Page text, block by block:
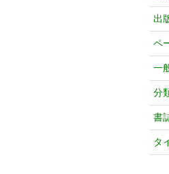
出
ペ
一
分
書
タ